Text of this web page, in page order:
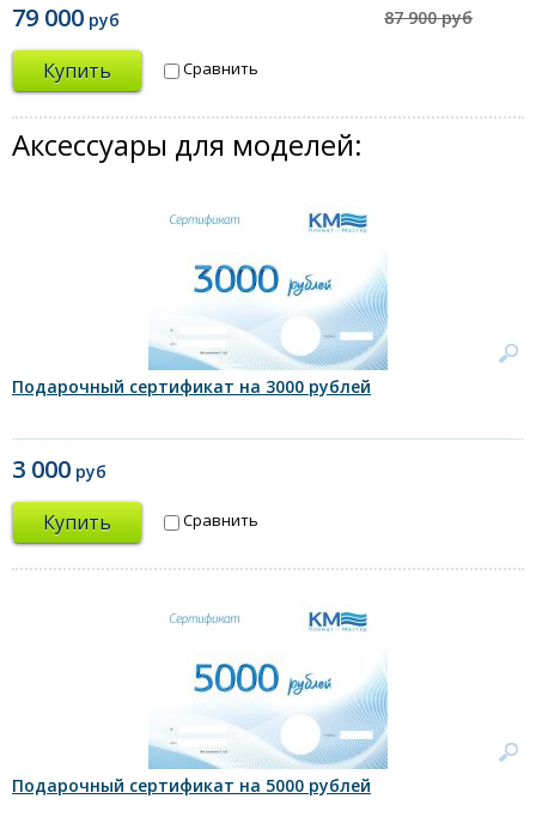
79 000 руб 87 900 руб
Купить Сравнить
Аксессуары для моделей:
Подарочный сертификат на 3000 рублей
3 000 руб
Купить Сравнить
Подарочный сертификат на 5000 рублей